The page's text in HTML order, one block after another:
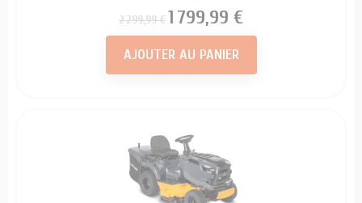
Prix
2 299,99 €Prix
1 799,99 €
AJOUTER AU PANIER